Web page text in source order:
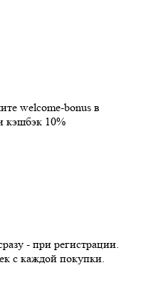
welcome-bonus в
кэшбэк 10%
- при регистрации.
с каждой покупки.